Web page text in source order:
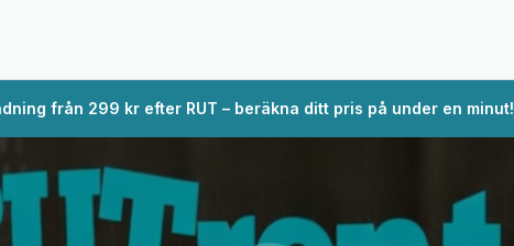
från 299 kr efter RUT – beräkna ditt pris på under en minut!